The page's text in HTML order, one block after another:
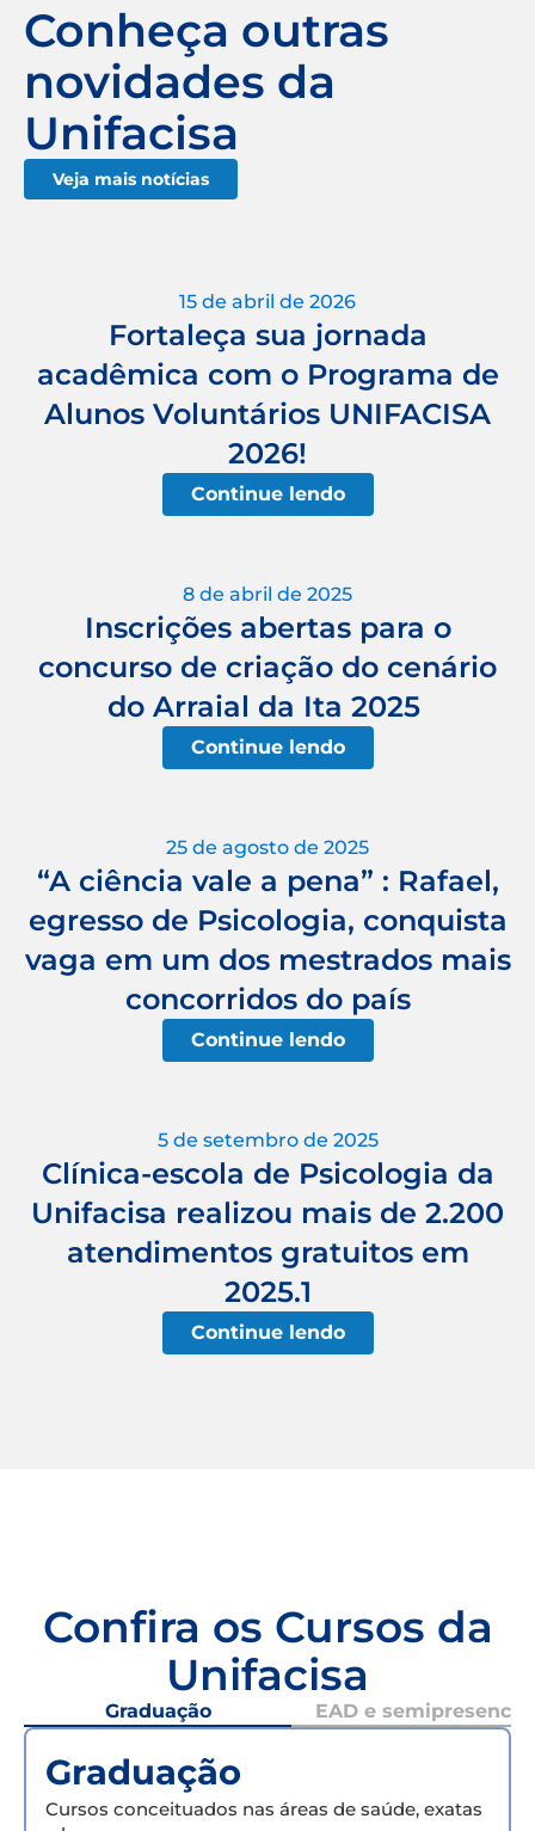
Conheça outras
novidades da
Unifacisa
Veja mais notícias
15 de abril de 2026
Fortaleça sua jornada
acadêmica com o Programa de
Alunos Voluntários UNIFACISA
2026!
Continue lendo
8 de abril de 2025
Inscrições abertas para o
concurso de criação do cenário
do Arraial da Ita 2025
Continue lendo
25 de agosto de 2025
“A ciência vale a pena” : Rafael,
egresso de Psicologia, conquista
vaga em um dos mestrados mais
concorridos do país
Continue lendo
5 de setembro de 2025
Clínica-escola de Psicologia da
Unifacisa realizou mais de 2.200
atendimentos gratuitos em
2025.1
Continue lendo
Confira os Cursos da
Unifacisa
Graduação EAD e semipresencial
Graduação
Cursos conceituados nas áreas de saúde, exatas